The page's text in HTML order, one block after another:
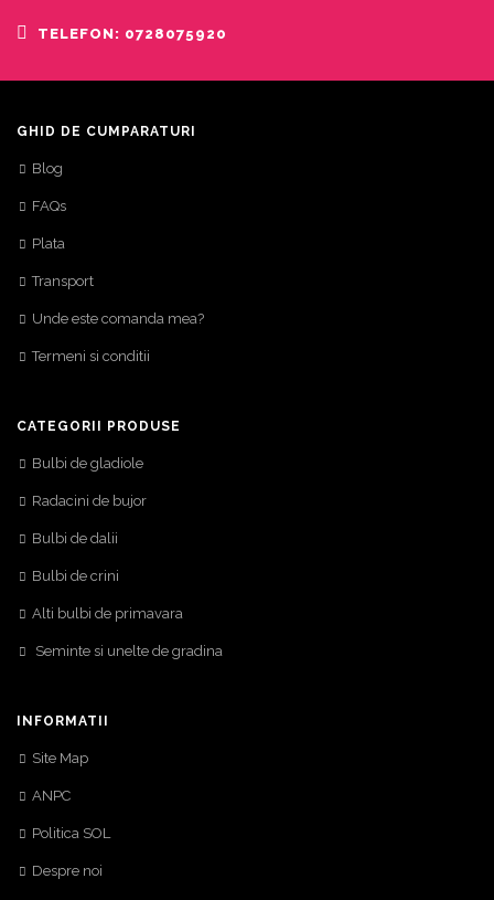
TELEFON: 0728075920
GHID DE CUMPARATURI
Blog
FAQs
Plata
Transport
Unde este comanda mea?
Termeni si conditii
CATEGORII PRODUSE
Bulbi de gladiole
Radacini de bujor
Bulbi de dalii
Bulbi de crini
Alti bulbi de primavara
Seminte si unelte de gradina
INFORMATII
Site Map
ANPC
Politica SOL
Despre noi